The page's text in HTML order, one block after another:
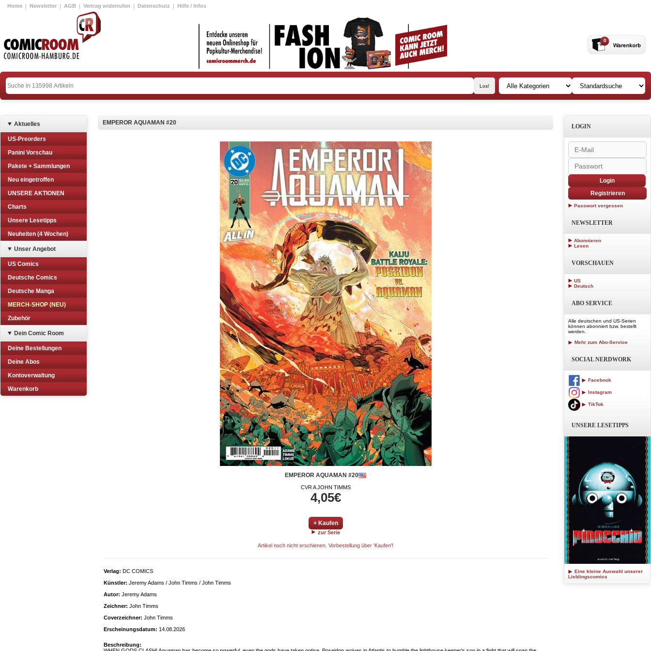
Home | Newsletter | AGB | Vertrag widerrufen | Datenschutz | Hilfe / Infos
0
Aktuelles
US-Preorders
Panini Vorschau
Pakete + Sammlungen
Neu eingetroffen
UNSERE AKTIONEN
Charts
Unsere Lesetipps
Neuheiten (4 Wochen)
Unser Angebot
US Comics
Deutsche Comics
Deutsche Manga
MERCH-SHOP (NEU)
Zubehör
Dein Comic Room
Deine Bestellungen
Deine Abos
Kontoverwaltung
Warenkorb
EMPEROR AQUAMAN #20
EMPEROR AQUAMAN #20
CVR A JOHN TIMMS
4,05€
+ Kaufen
zur Serie
Artikel noch nicht erschienen. Vorbestellung über 'Kaufen'!
Verlag: DC COMICS
Künstler: Jeremy Adams / John Timms / John Timms
Autor: Jeremy Adams
Zeichner: John Timms
Coverzeichner: John Timms
Erscheinungsdatum: 14.08.2026
Beschreibung:
LOGIN
Login
Registrieren
Passwort vergessen
NEWSLETTER
Abonnieren
Lesen
VORSCHAUEN
US
Deutsch
ABO SERVICE
Alle deutschen und US-Serien
können abonniert bzw. bestellt
werden.
Mehr zum Abo-Service
SOCIAL NERDWORK
Facebook
Instagram
TikTok
UNSERE LESETIPPS
Eine kleine Auswahl unserer
Lieblingscomics